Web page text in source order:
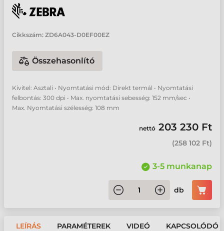
Cikkszám: ZD6A043-D0EF00EZ
Összehasonlító
Kivitel: Asztali • Nyomtatási mód: Direkt termál • Nyomtatási
felbontás: 300 dpi • Max. nyomtatási sebesség: 152 mm/sec •
Max. Nyomtatási szélesség: 108 mm
nettó 203 230 Ft
(258 102 Ft)
3-5 munkanap
db
LEÍRÁS PARAMÉTEREK VIDEÓ KAPCSOLÓDÓ